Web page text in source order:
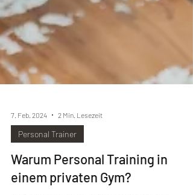
7. Feb. 2024 2 Min. Lesezeit
Personal Trainer
Warum Personal Training in